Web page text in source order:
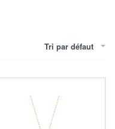
Tri par défaut